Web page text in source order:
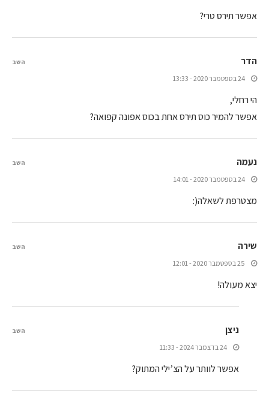
אפשר תירס טרי?
הדר
24 בספטמבר 2020 - 13:33
הי רחלי,
אפשר להמיר כוס תירס אחת בכוס אפונה קפואה?
השב
נעמה
24 בספטמבר 2020 - 14:01
מצטרפת לשאלה(:
השב
שירה
25 בספטמבר 2020 - 12:01
יצא מעולה!
השב
ניצן
24 בדצמבר 2024 - 11:33
אפשר לוותר על הצ’ילי המתוק?
השב